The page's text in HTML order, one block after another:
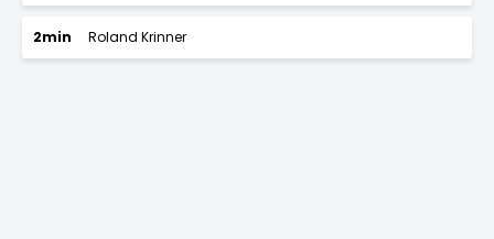
2min Roland Krinner